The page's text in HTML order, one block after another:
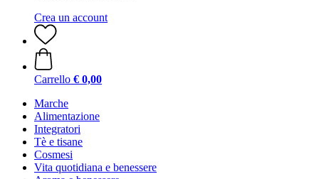
Crea un account
Carrello € 0,00
Marche
Alimentazione
Integratori
Tè e tisane
Cosmesi
Vita quotidiana e benessere